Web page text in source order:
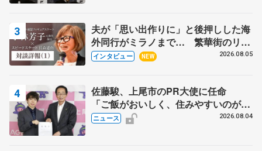
夫が「思い出作りに」と後押しした海
外同行がミラノまで… 繁華街のリン
クでは不良のお兄さんも味方に 小林
インタビュー NEW 2026.08.05
佐藤駿、上尾市のPR大使に任命
「ご飯がおいしく、住みやすいのが魅
力」
ニュース 2026.08.04